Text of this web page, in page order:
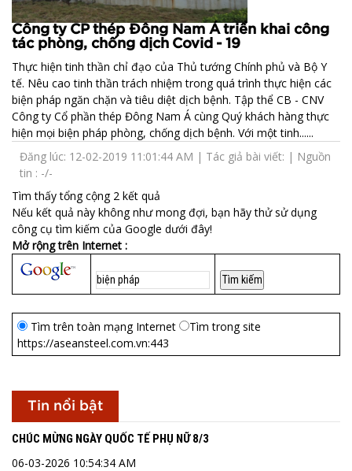
Công ty CP thép Đông Nam Á triển khai công
tác phòng, chống dịch Covid - 19
Thực hiện tinh thần chỉ đạo của Thủ tướng Chính phủ và Bộ Y
tế. Nêu cao tinh thần trách nhiệm trong quá trình thực hiện các
biện pháp ngăn chặn và tiêu diệt dịch bệnh. Tập thể CB - CNV
Công ty Cổ phần thép Đông Nam Á cùng Quý khách hàng thực
hiện mọi biện pháp phòng, chống dịch bệnh. Với một tinh......
Đăng lúc: 12-02-2019 11:01:44 AM | Tác giả bài viết: | Nguồn
tin : -/-
Tìm thấy tổng cộng 2 kết quả
Nếu kết quả này không như mong đợi, bạn hãy thử sử dụng
công cụ tìm kiếm của Google dưới đây!
Mở rộng trên Internet :
Tìm trên toàn mạng Internet
Tìm trong site
https://aseansteel.com.vn:443
Tin nổi bật
CHÚC MỪNG NGÀY QUỐC TẾ PHỤ NỮ 8/3
06-03-2026 10:54:34 AM